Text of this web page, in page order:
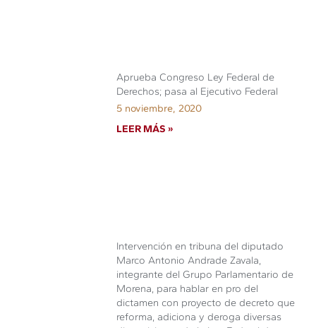
Aprueba Congreso Ley Federal de
Derechos; pasa al Ejecutivo Federal
5 noviembre, 2020
LEER MÁS »
Intervención en tribuna del diputado
Marco Antonio Andrade Zavala,
integrante del Grupo Parlamentario de
Morena, para hablar en pro del
dictamen con proyecto de decreto que
reforma, adiciona y deroga diversas